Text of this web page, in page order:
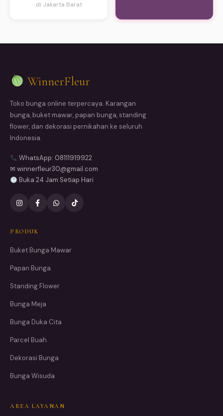
di Jakarta Barat
WinnerFleur
Toko bunga online terpercaya. Karangan
bunga, buket mawar, papan bunga, standing
flower, dan dekorasi pernikahan ke seluruh
Indonesia.
WhatsApp: 08111919922
✉ winnerfleur30@gmail.com
Buka 24 Jam Setiap Hari
PRODUK
Buket Bunga Mawar
Papan Bunga
Standing Flower
Bunga Meja
Bunga Duka Cita
Parcel Buah
Dekorasi Bunga
Bunga Wisuda
AREA LAYANAN